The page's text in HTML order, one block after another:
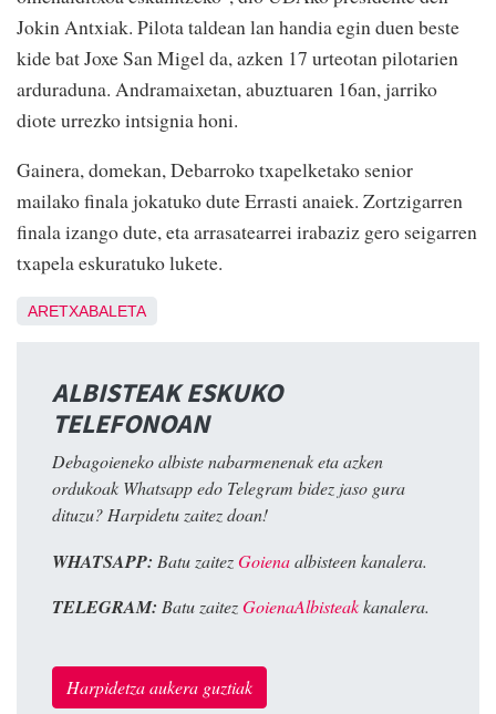
Jokin Antxiak. Pilota taldean lan handia egin duen beste
kide bat Joxe San Migel da, azken 17 urteotan pilotarien
arduraduna. Andramaixetan, abuztuaren 16an, jarriko
diote urrezko intsignia honi.
Gainera, domekan, Debarroko txapelketako senior
mailako finala jokatuko dute Errasti anaiek. Zortzigarren
finala izango dute, eta arrasatearrei irabaziz gero seigarren
txapela eskuratuko lukete.
ARETXABALETA
ALBISTEAK ESKUKO
TELEFONOAN
Debagoieneko albiste nabarmenenak eta azken
ordukoak Whatsapp edo Telegram bidez jaso gura
dituzu? Harpidetu zaitez doan!
WHATSAPP: Batu zaitezGoienaalbisteen kanalera.
TELEGRAM: Batu zaitezGoienaAlbisteakkanalera.
Harpidetza aukera guztiak